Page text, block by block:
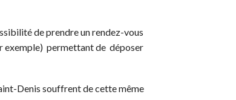
de prendre un rendez-vous
exemple) permettant de déposer
Denis souffrent de cette même